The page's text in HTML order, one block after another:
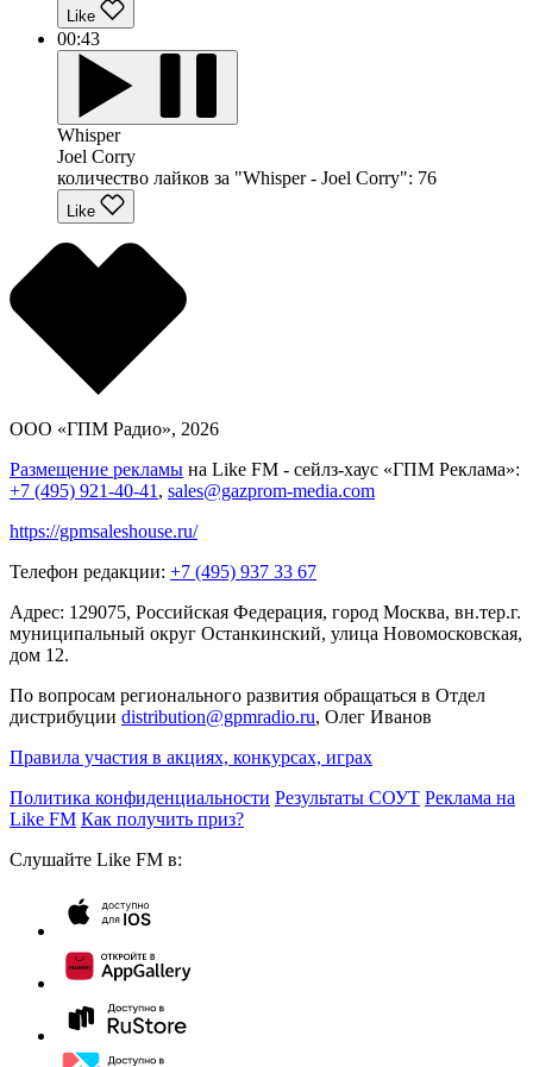
Like
00:43
Whisper
Joel Corry
количество лайков за "Whisper - Joel Corry": 76
Like
ООО «ГПМ Радио», 2026
Размещение рекламы на Like FM - сейлз-хаус «ГПМ Реклама»:
+7 (495) 921-40-41 , sales@gazprom-media.com
https://gpmsaleshouse.ru/
Телефон редакции: +7 (495) 937 33 67
Адрес: 129075, Российская Федерация, город Москва, вн.тер.г.
муниципальный округ Останкинский, улица Новомосковская,
дом 12.
По вопросам регионального развития обращаться в Отдел
дистрибуции distribution@gpmradio.ru, Олег Иванов
Правила участия в акциях, конкурсах, играх
Политика конфиденциальности Результаты СОУТ Реклама на
Like FM Как получить приз?
Слушайте Like FM в: